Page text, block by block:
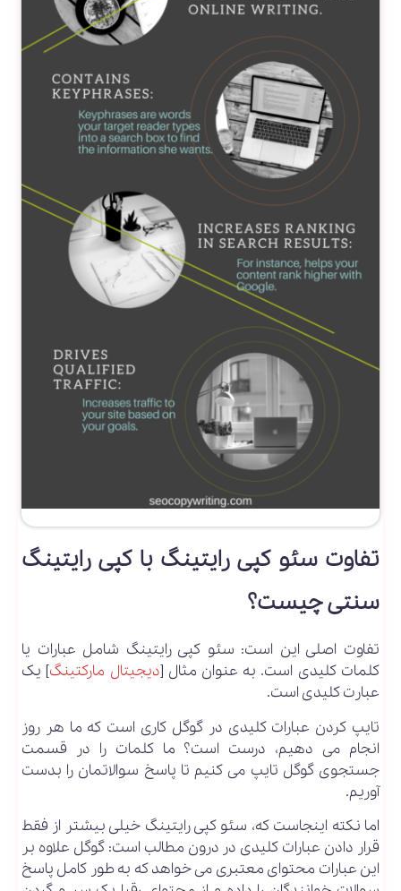
تفاوت سئو کپی رایتینگ با کپی رایتینگ
سنتی چیست؟
تفاوت اصلی این است: سئو کپی رایتینگ شامل عبارات یا
کلمات کلیدی است. به عنوان مثال [دیجیتال مارکتینگ] یک
عبارت کلیدی است.
تایپ کردن عبارات کلیدی در گوگل کاری است که ما هر روز
انجام می دهیم، درست است؟ ما کلمات را در قسمت
جستجوی گوگل تایپ می کنیم تا پاسخ سوالاتمان را بدست
آوریم.
اما نکته اینجاست که، سئو کپی رایتینگ خیلی بیشتر از فقط
قرار دادن عبارات کلیدی در درون مطالب است: گوگل علاوه بر
این عبارات محتوای معتبری می خواهد که به طور کامل پاسخ